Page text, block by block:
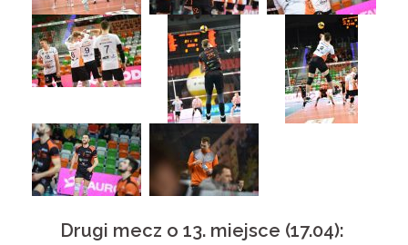
Drugi mecz o 13. miejsce (17.04):